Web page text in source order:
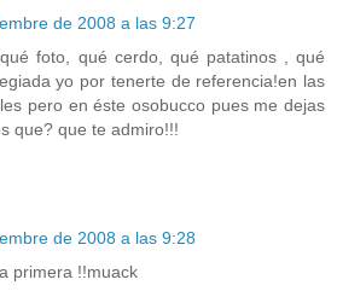
de 2008 a las 9:27
foto, qué cerdo, qué patatinos , qué
yo por tenerte de referencia!en las
pero en éste osobucco pues me dejas
que? que te admiro!!!
de 2008 a las 9:28
primera !!muack